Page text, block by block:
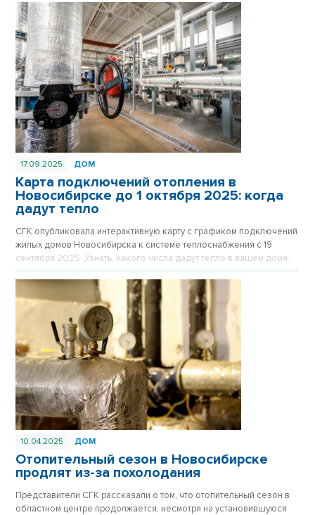
17.09.2025 ДОМ
Карта подключений отопления в
Новосибирске до 1 октября 2025: когда
дадут тепло
СГК опубликовала интерактивную карту с графиком подключений
жилых домов Новосибирска к системе теплоснабжения с 19
сентября 2025. Узнать, какого числа дадут тепло в вашем доме,
10.04.2025 ДОМ
Отопительный сезон в Новосибирске
продлят из-за похолодания
Представители СГК рассказали о том, что отопительный сезон в
областном центре продолжается, несмотря на установившуюся